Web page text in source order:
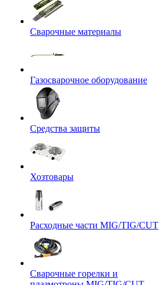
Сварочные материалы
Газосварочное оборудование
Средства защиты
Хозтовары
Расходные части MIG/TIG/CUT
Сварочные горелки и